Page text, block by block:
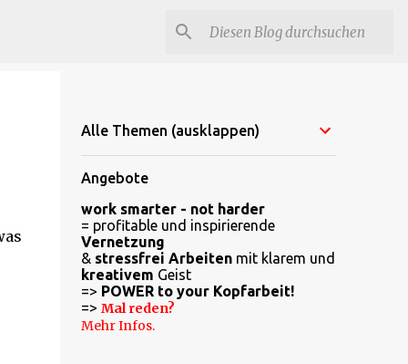
Alle Themen (ausklappen)
Angebote
work smarter - not harder
= profitable und inspirierende
Vernetzung
& stressfrei Arbeitenmit klarem und
kreativem Geist
=> POWER to your Kopfarbeit!
=> Mal reden?
Mehr Infos.